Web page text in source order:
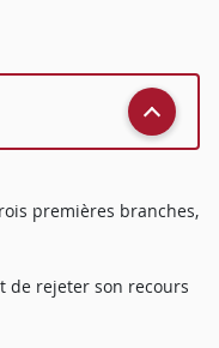
premières branches,
de rejeter son recours